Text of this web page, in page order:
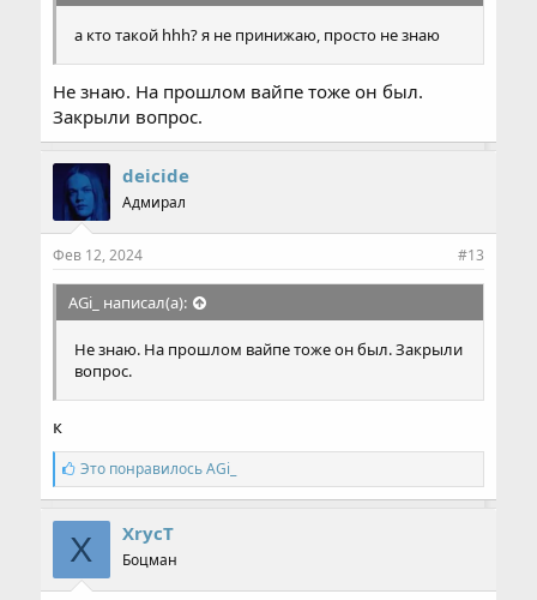
а кто такой hhh? я не принижаю, просто не знаю
Не знаю. На прошлом вайпе тоже он был.
Закрыли вопрос.
deicide
Адмирал
Фев 12, 2024 #13
AGi_ написал(а):
Не знаю. На прошлом вайпе тоже он был. Закрыли
вопрос.
к
С
и
м
п
а
т
и
Это понравилосьAGi_
X XrycT
Боцман